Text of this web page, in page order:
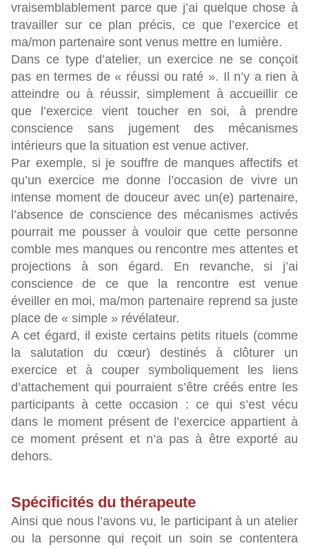
vraisemblablement parce que j’ai quelque chose à
travailler sur ce plan précis, ce que l’exercice et
ma/mon partenaire sont venus mettre en lumière.
Dans ce type d’atelier, un exercice ne se conçoit
pas en termes de « réussi ou raté ». Il n’y a rien à
atteindre ou à réussir, simplement à accueillir ce
que l’exercice vient toucher en soi, à prendre
conscience sans jugement des mécanismes
intérieurs que la situation est venue activer.
Par exemple, si je souffre de manques affectifs et
qu’un exercice me donne l’occasion de vivre un
intense moment de douceur avec un(e) partenaire,
l’absence de conscience des mécanismes activés
pourrait me pousser à vouloir que cette personne
comble mes manques ou rencontre mes attentes et
projections à son égard. En revanche, si j’ai
conscience de ce que la rencontre est venue
éveiller en moi, ma/mon partenaire reprend sa juste
place de « simple » révélateur.
A cet égard, il existe certains petits rituels (comme
la salutation du cœur) destinés à clôturer un
exercice et à couper symboliquement les liens
d’attachement qui pourraient s’être créés entre les
participants à cette occasion : ce qui s’est vécu
dans le moment présent de l’exercice appartient à
ce moment présent et n’a pas à être exporté au
dehors.
Spécificités du thérapeute
Ainsi que nous l’avons vu, le participant à un atelier
ou la personne qui reçoit un soin se contentera